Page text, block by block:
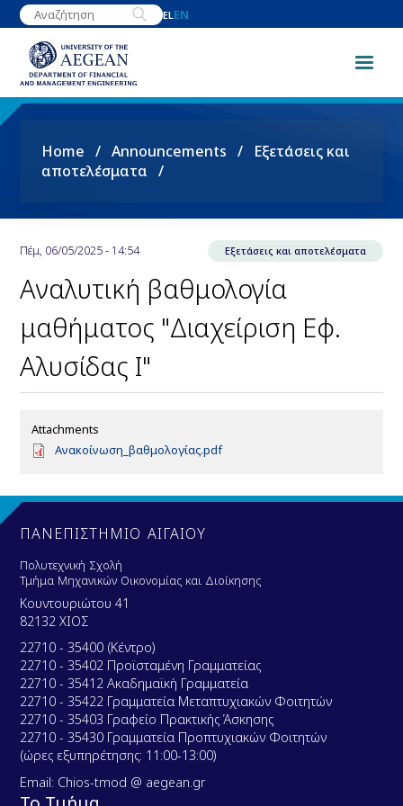
Skip
to
content
ELEN
Breadcrumb
Home Announcements
Εξετάσεις και
αποτελέσματα
Πέμ, 06/05/2025 - 14:54 Εξετάσεις και αποτελέσματα
Αναλυτική βαθμολογία
μαθήματος "Διαχείριση Εφ.
Αλυσίδας Ι"
Attachments
D
u
e
n
t
Ανακοίνωση_βαθμολογίας.pdf
ΠΑΝΕΠΙΣΤΗΜΙΟ ΑΙΓΑΙΟΥ
Πολυτεχνική Σχολή
Τμήμα Μηχανικών Οικονομίας και Διοίκησης
Κουντουριώτου 41
82132 ΧΙΟΣ
22710 - 35400 (Κέντρο)
22710 - 35402 Προϊσταμένη Γραμματείας
22710 - 35412 Ακαδημαϊκή Γραμματεία
22710 - 35422 Γραμματεία Μεταπτυχιακών Φοιτητών
22710 - 35403 Γραφείο Πρακτικής Άσκησης
22710 - 35430 Γραμματεία Προπτυχιακών Φοιτητών
(ώρες εξυπηρέτησης: 11:00-13:00)
Email: Chios-tmod @ aegean.gr